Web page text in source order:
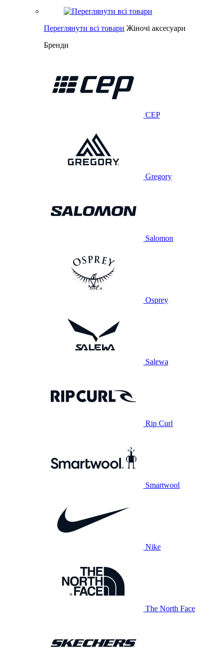
Переглянути всі товари Жіночі аксесуари
Бренди
CEP
Gregory
Salomon
Osprey
Salewa
Rip Curl
Smartwool
Nike
The North Face